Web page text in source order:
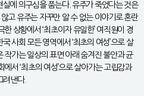
에 의구심을 품는다. 유주가 죽었다는 것은
않고 유주는 자꾸만 알 수 없는 이야기로 혼란
상황에서 ‘최초이자 유일한’ 여직원이 경
사회 모든 영역에서 ‘최초의 여성’으로 살
작가는 일상의 표면 아래 숨겨진 불안과 균
서 ‘최초의 여성’으로 살아가는 고립감과
려낸다.